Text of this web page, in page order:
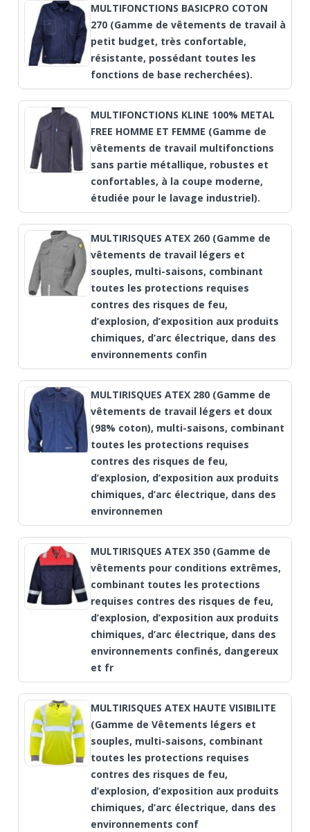
MULTIFONCTIONS BASICPRO COTON
270 (Gamme de vêtements de travail à
petit budget, très confortable,
résistante, possédant toutes les
fonctions de base recherchées).
MULTIFONCTIONS KLINE 100% METAL
FREE HOMME ET FEMME (Gamme de
vêtements de travail multifonctions
sans partie métallique, robustes et
confortables, à la coupe moderne,
étudiée pour le lavage industriel).
MULTIRISQUES ATEX 260 (Gamme de
vêtements de travail légers et
souples, multi-saisons, combinant
toutes les protections requises
contres des risques de feu,
d’explosion, d’exposition aux produits
chimiques, d’arc électrique, dans des
environnements confin
MULTIRISQUES ATEX 280 (Gamme de
vêtements de travail légers et doux
(98% coton), multi-saisons, combinant
toutes les protections requises
contres des risques de feu,
d’explosion, d’exposition aux produits
chimiques, d’arc électrique, dans des
environnemen
MULTIRISQUES ATEX 350 (Gamme de
vêtements pour conditions extrêmes,
combinant toutes les protections
requises contres des risques de feu,
d’explosion, d’exposition aux produits
chimiques, d’arc électrique, dans des
environnements confinés, dangereux
et fr
MULTIRISQUES ATEX HAUTE VISIBILITE
(Gamme de Vêtements légers et
souples, multi-saisons, combinant
toutes les protections requises
contres des risques de feu,
d’explosion, d’exposition aux produits
chimiques, d’arc électrique, dans des
environnements conf